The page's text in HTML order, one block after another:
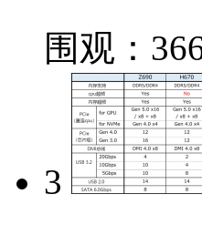
围观：
3